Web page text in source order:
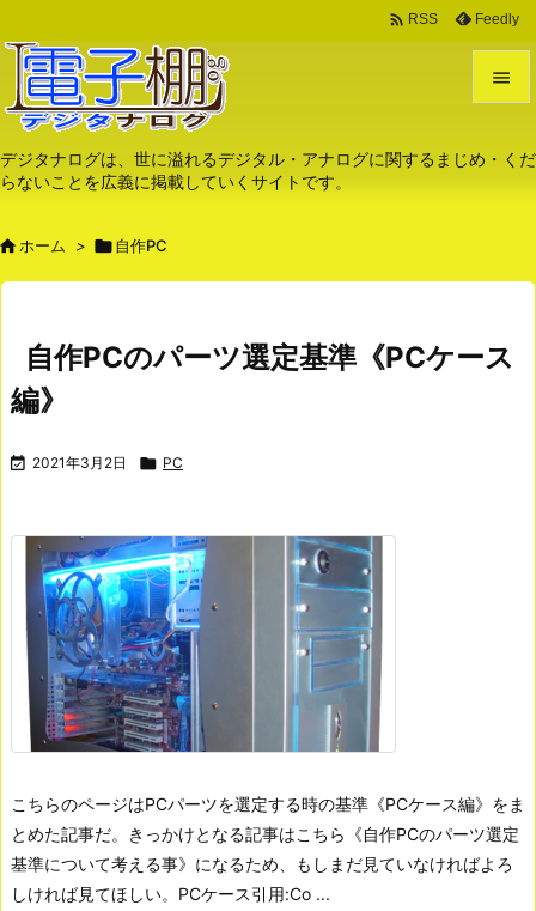
デジタナログは、世に溢れるデジタル・アナログに関するまじめ・くだ
らないことを広義に掲載していくサイトです。

メニュ

 RSS Feedly
ホーム > 自作PC
自作PCのパーツ選定基準《PCケース
編》
 2021年3月2日  PC
こちらのページはPCパーツを選定する時の基準《PCケース編》をま
とめた記事だ。きっかけとなる記事はこちら《自作PCのパーツ選定
基準について考える事》になるため、もしまだ見ていなければよろ
しければ見てほしい。 PCケース引用:Co ...